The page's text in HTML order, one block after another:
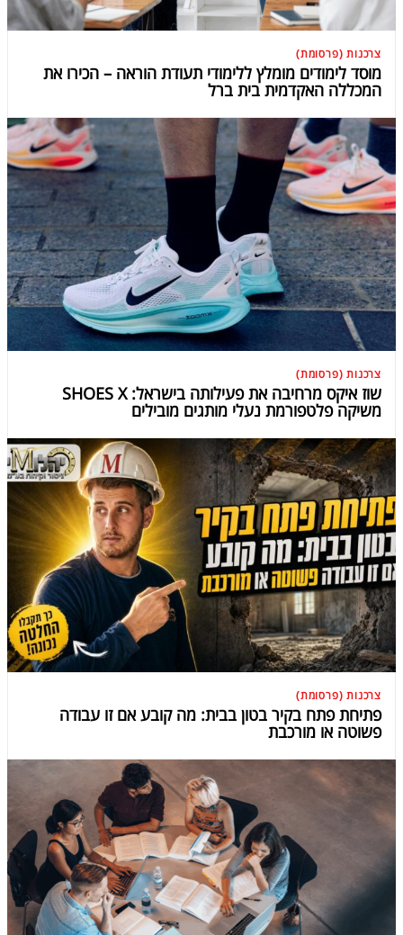
צרכנות (פרסומת)
מוסד לימודים מומלץ ללימודי תעודת הוראה – הכירו את
המכללה האקדמית בית ברל
צרכנות (פרסומת)
שוז איקס מרחיבה את פעילותה בישראל: SHOES X
משיקה פלטפורמת נעלי מותגים מובילים
צרכנות (פרסומת)
פתיחת פתח בקיר בטון בבית: מה קובע אם זו עבודה
פשוטה או מורכבת